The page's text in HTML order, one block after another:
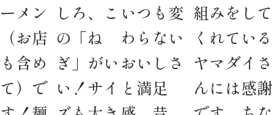
ーメン
（お店
も含め
て）で
しろ、こ
の「ね
ぎ」がい
い！サイ
いつも変
わらない
おいしさ
と満足
組みをして
くれている
ヤマダイさ
んには感謝